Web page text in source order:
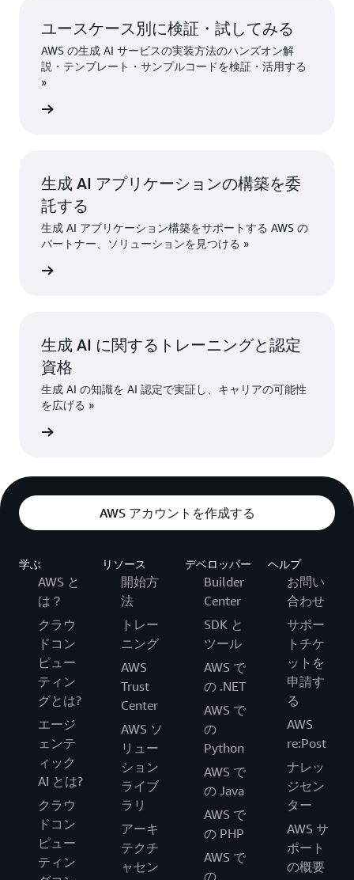
ユースケース別に検証・試してみる
AWS の生成 AI サービスの実装方法のハンズオン解
説・テンプレート・サンプルコードを検証・活用する
»
生成 AI アプリケーションの構築を委
託する
生成 AI アプリケーション構築をサポートする AWS の
パートナー、ソリューションを見つける »
生成 AI に関するトレーニングと認定
資格
生成 AI の知識を AI 認定で実証し、キャリアの可能性
を広げる »
AWS アカウントを作成する
学ぶ
AWS と
は？
クラウ
ドコン
ピュー
ティン
グとは?
エージ
ェンテ
ィック
AI とは?
クラウ
ドコン
ピュー
ティン
リソース
開始方
法
トレー
ニング
AWS
Trust
Center
AWS ソ
リュー
ション
ライブ
ラリ
アーキ
テクチ
ャセン
デベロッパー
Builder
Center
SDK と
ツール
AWS で
の .NET
AWS で
の
Python
AWS で
の Java
AWS で
の PHP
AWS で
の
ヘルプ
お問い
合わせ
サポー
トチケ
ットを
申請す
る
AWS
re:Post
ナレッ
ジセン
ター
AWS サ
ポート
の概要